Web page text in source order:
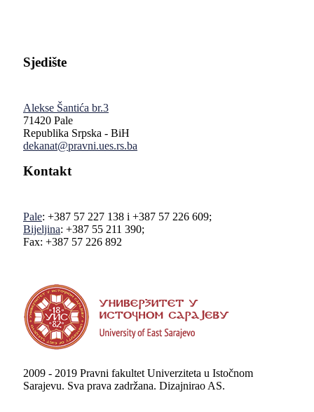
Sjedište
Alekse Šantića br.3
71420 Pale
Republika Srpska - BiH
dekanat@pravni.ues.rs.ba
Kontakt
Pale: +387 57 227 138 i +387 57 226 609;
Bijeljina: +387 55 211 390;
Fax: +387 57 226 892
2009 - 2019 Pravni fakultet Univerziteta u Istočnom
Sarajevu. Sva prava zadržana. Dizajnirao AS.